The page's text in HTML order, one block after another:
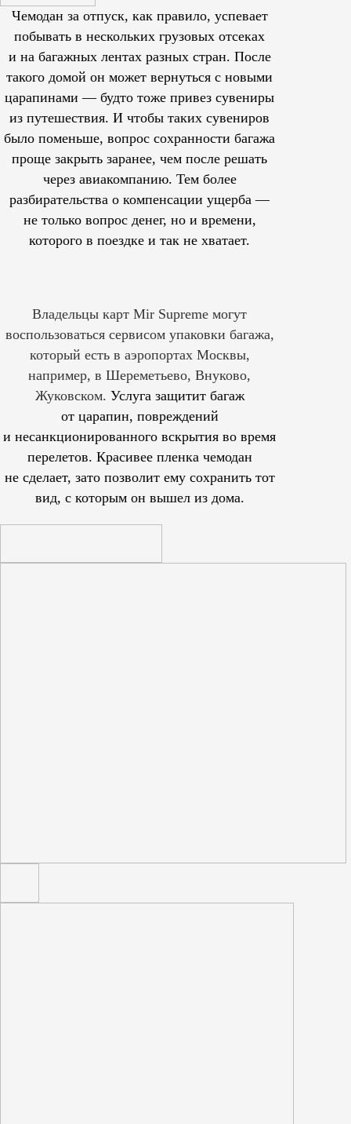
Чемодан за отпуск, как правило, успевает
побывать в нескольких грузовых отсеках
и на багажных лентах разных стран. После
такого домой он может вернуться с новыми
царапинами — будто тоже привез сувениры
из путешествия. И чтобы таких сувениров
было поменьше, вопрос сохранности багажа
проще закрыть заранее, чем после решать
через авиакомпанию. Тем более
разбирательства о компенсации ущерба —
не только вопрос денег, но и времени,
которого в поездке и так не хватает.
Владельцы карт Mir Supreme могут
воспользоваться сервисом упаковки багажа,
который есть в аэропортах Москвы,
например, в Шереметьево, Внуково,
Жуковском. Услуга защитит багаж
от царапин, повреждений
и несанкционированного вскрытия во время
перелетов. Красивее пленка чемодан
не сделает, зато позволит ему сохранить тот
вид, с которым он вышел из дома.